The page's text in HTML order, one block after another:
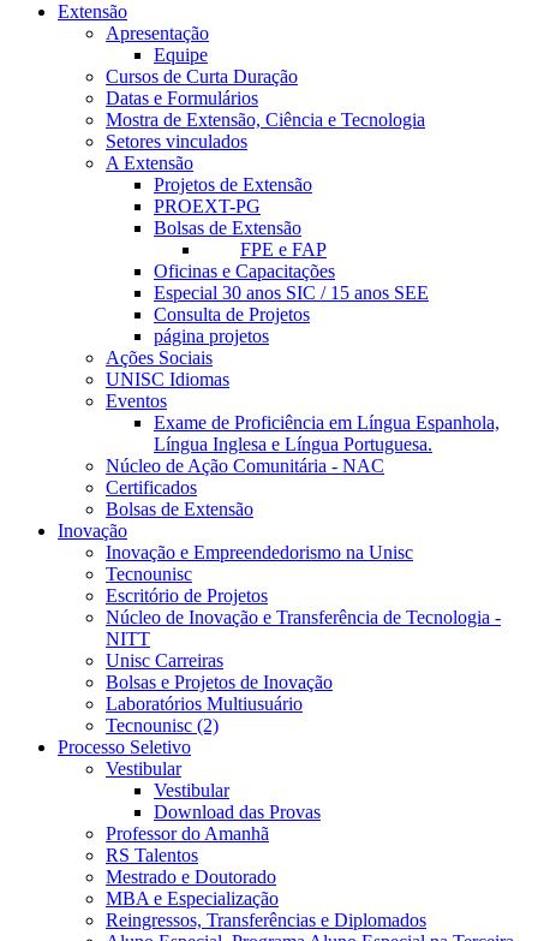
Extensão
Apresentação
Equipe
Cursos de Curta Duração
Datas e Formulários
Mostra de Extensão, Ciência e Tecnologia
Setores vinculados
A Extensão
Projetos de Extensão
PROEXT-PG
Bolsas de Extensão
FPE e FAP
Oficinas e Capacitações
Especial 30 anos SIC / 15 anos SEE
Consulta de Projetos
página projetos
Ações Sociais
UNISC Idiomas
Eventos
Exame de Proficiência em Língua Espanhola,
Língua Inglesa e Língua Portuguesa.
Núcleo de Ação Comunitária - NAC
Certificados
Bolsas de Extensão
Inovação
Inovação e Empreendedorismo na Unisc
Tecnounisc
Escritório de Projetos
Núcleo de Inovação e Transferência de Tecnologia -
NITT
Unisc Carreiras
Bolsas e Projetos de Inovação
Laboratórios Multiusuário
Tecnounisc (2)
Processo Seletivo
Vestibular
Vestibular
Download das Provas
Professor do Amanhã
RS Talentos
Mestrado e Doutorado
MBA e Especialização
Reingressos, Transferências e Diplomados